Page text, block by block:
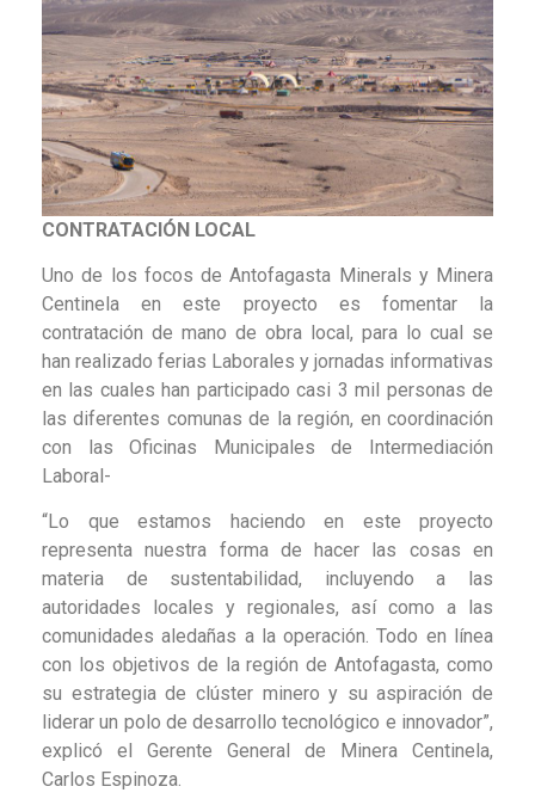
CONTRATACIÓN LOCAL
Uno de los focos de Antofagasta Minerals y Minera
Centinela en este proyecto es fomentar la
contratación de mano de obra local, para lo cual se
han realizado ferias Laborales y jornadas informativas
en las cuales han participado casi 3 mil personas de
las diferentes comunas de la región, en coordinación
con las Oficinas Municipales de Intermediación
Laboral-
“Lo que estamos haciendo en este proyecto
representa nuestra forma de hacer las cosas en
materia de sustentabilidad, incluyendo a las
autoridades locales y regionales, así como a las
comunidades aledañas a la operación. Todo en línea
con los objetivos de la región de Antofagasta, como
su estrategia de clúster minero y su aspiración de
liderar un polo de desarrollo tecnológico e innovador”,
explicó el Gerente General de Minera Centinela,
Carlos Espinoza.